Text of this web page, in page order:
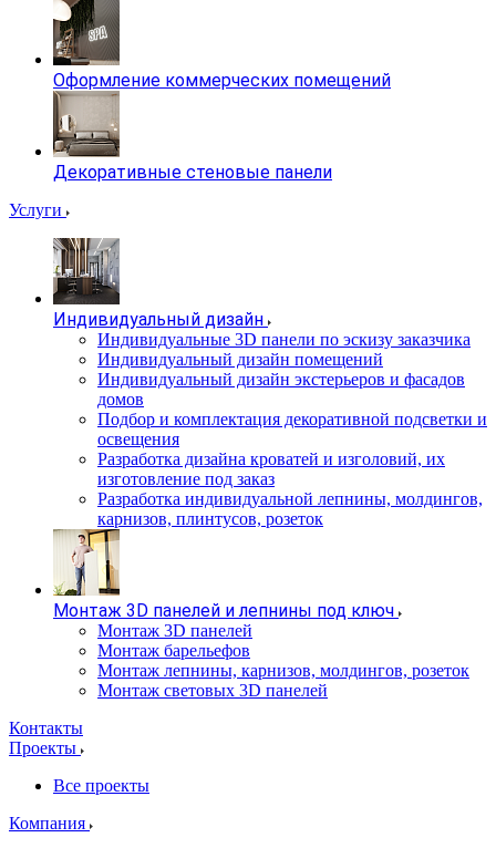
Оформление коммерческих помещений
Декоративные стеновые панели
Услуги
Индивидуальный дизайн
Индивидуальные 3D панели по эскизу заказчика
Индивидуальный дизайн помещений
Индивидуальный дизайн экстерьеров и фасадов
домов
Подбор и комплектация декоративной подсветки и
освещения
Разработка дизайна кроватей и изголовий, их
изготовление под заказ
Разработка индивидуальной лепнины, молдингов,
карнизов, плинтусов, розеток
Монтаж 3D панелей и лепнины под ключ
Монтаж 3D панелей
Монтаж барельефов
Монтаж лепнины, карнизов, молдингов, розеток
Монтаж световых 3D панелей
Контакты
Проекты
Все проекты
Компания